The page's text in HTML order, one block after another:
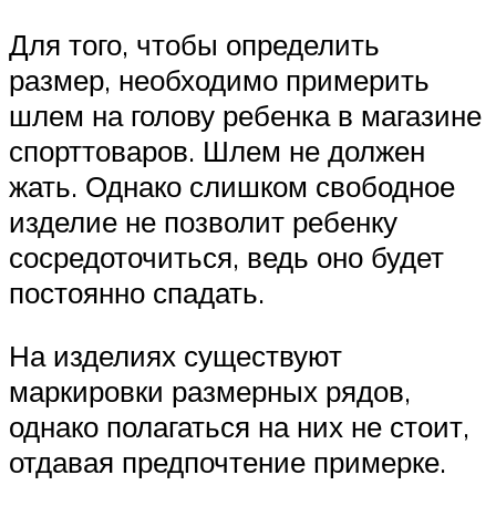
Для того, чтобы определить
размер, необходимо примерить
шлем на голову ребенка в магазине
спорттоваров. Шлем не должен
жать. Однако слишком свободное
изделие не позволит ребенку
сосредоточиться, ведь оно будет
постоянно спадать.
На изделиях существуют
маркировки размерных рядов,
однако полагаться на них не стоит,
отдавая предпочтение примерке.